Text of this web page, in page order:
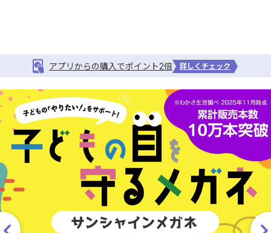
アプリからの購入でポイント2倍 詳しくチェック